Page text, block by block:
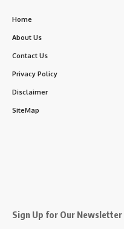
Home
About Us
Contact Us
Privacy Policy
Disclaimer
SiteMap
Sign Up for Our Newsletter